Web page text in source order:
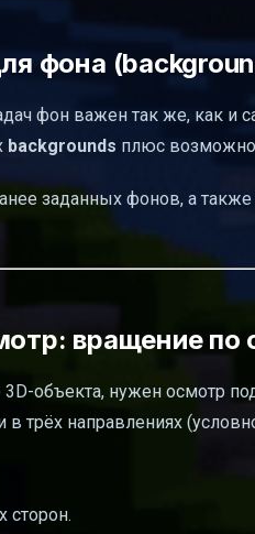
фона
фон важен так же, как и
backgrounds плюс
заданных фонов, а
вращение по
3D-объекта, нужен осмотр
трёх направлениях
сторон.